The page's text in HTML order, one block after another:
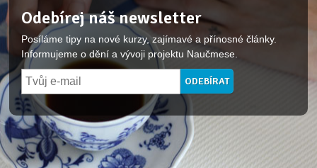
Odebírej náš newsletter
Posíláme tipy na nové kurzy, zajímavé a přínosné články.
Informujeme o dění a vývoji projektu Naučmese.